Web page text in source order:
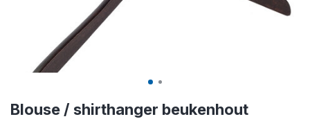
Blouse / shirthanger beukenhout